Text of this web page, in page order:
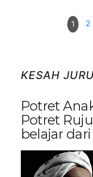
1 2
KESAH
Potret
Potret
belajar